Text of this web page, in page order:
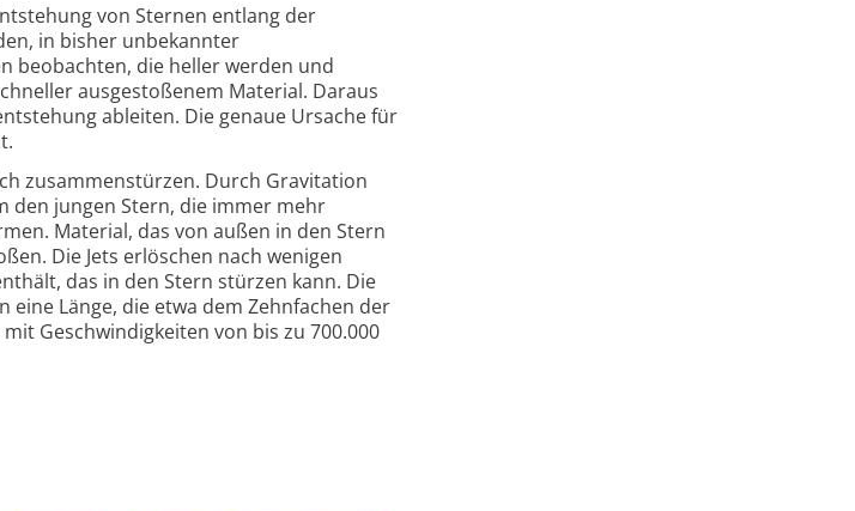
von Sternen entlang der
in bisher unbekannter
beobachten, die heller werden und
ausgestoßenem Material. Daraus
ableiten. Die genaue Ursache für
zusammenstürzen. Durch Gravitation
den jungen Stern, die immer mehr
Material, das von außen in den Stern
Die Jets erlöschen nach wenigen
das in den Stern stürzen kann. Die
eine Länge, die etwa dem Zehnfachen der
Geschwindigkeiten von bis zu 700.000